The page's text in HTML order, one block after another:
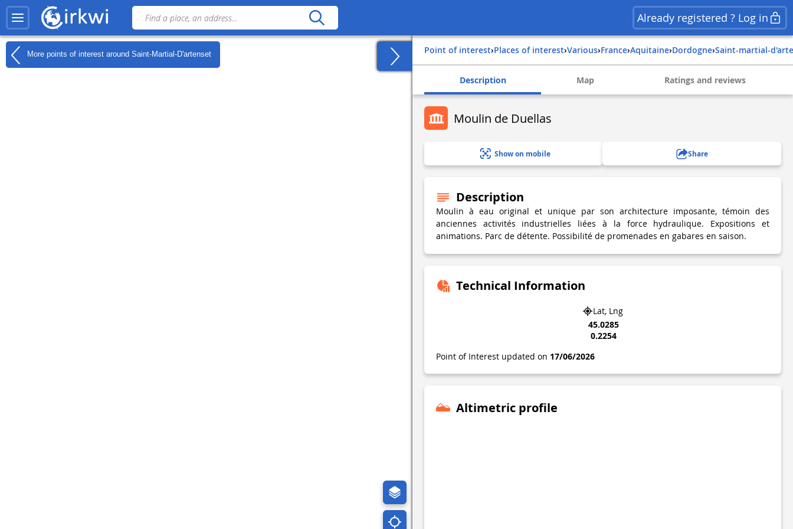
Already registered ? Log in
More points of interest around Saint-Martial-D'artenset Point of interest› Places of interest› Various› france› aquitaine› dordogne› saint-martial-
Description Map Ratings and reviews
Moulin de Duellas
Show on mobile Share
Description
Moulin à eau original et unique par son architecture imposante, témoin des
anciennes activités industrielles liées à la force hydraulique. Expositions et
animations. Parc de détente. Possibilité de promenades en gabares en saison.
Technical Information
Lat, Lng
45.0285
0.2254
Point of Interest updated on 17/06/2026
Altimetric profile